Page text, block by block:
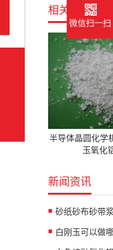
相关产品
半导体晶圆化学
玉氧化
新闻资讯
白刚玉可以做
微信扫一扫